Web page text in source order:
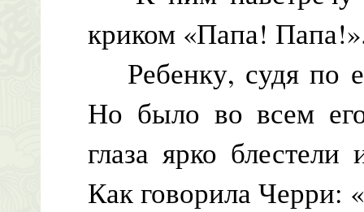
криком «Папа!
Ребенку, судя по
Но было во всем
глаза ярко
Как говорила Черри: